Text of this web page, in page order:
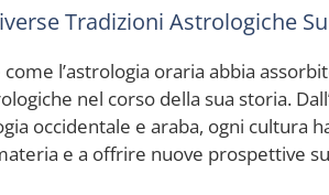
Tradizioni Astrologiche
l’astrologia oraria abbia
nel corso della sua storia.
occidentale e araba, ogni cultura
e a offrire nuove prospettive